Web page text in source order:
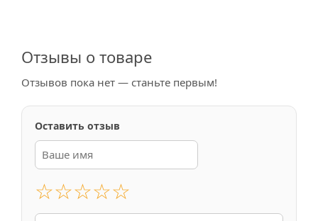
Отзывы о товаре
Отзывов пока нет — станьте первым!
Оставить отзыв
☆☆☆☆☆